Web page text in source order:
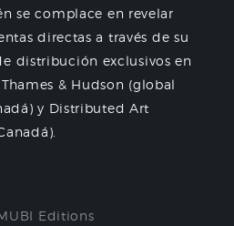
se complace en revelar
directas a través de su
distribución exclusivos en
& Hudson (global
y Distributed Art
Editions